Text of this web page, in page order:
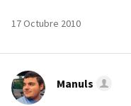
17 Octubre 2010
Manuls